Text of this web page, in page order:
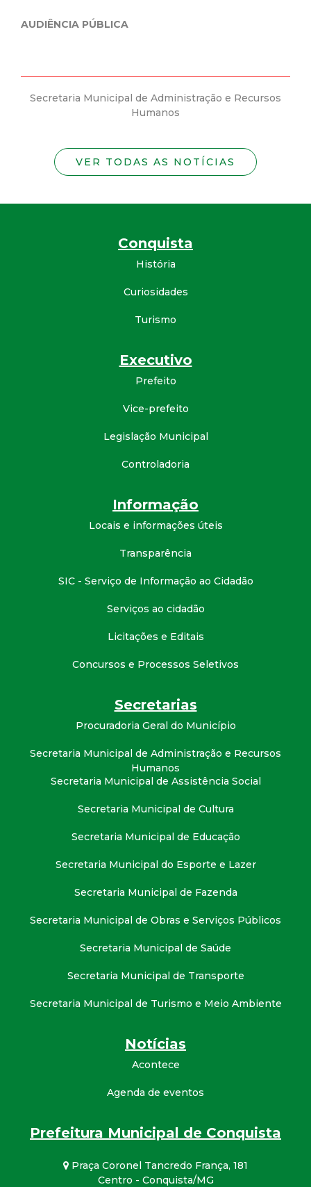
de Administração e Recursos
Secretaria Municipal
VER TODAS AS NOTÍCIAS
Conquista
História
Curiosidades
Turismo
Executivo
Prefeito
Vice-prefeito
Legislação Municipal
Controladoria
Informação
Locais e informações úteis
Transparência
SIC - Serviço de Informação ao Cidadão
Serviços ao cidadão
Licitações e Editais
Concursos e Processos Seletivos
Secretarias
Procuradoria Geral do Município
Secretaria Municipal de Administração e Recursos
Humanos
Secretaria Municipal de Assistência Social
Secretaria Municipal de Cultura
Secretaria Municipal de Educação
Secretaria Municipal do Esporte e Lazer
Secretaria Municipal de Fazenda
Secretaria Municipal de Obras e Serviços Públicos
Secretaria Municipal de Saúde
Secretaria Municipal de Transporte
Secretaria Municipal de Turismo e Meio Ambiente
Notícias
Acontece
Agenda de eventos
Prefeitura Municipal de Conquista
Praça Coronel Tancredo França, 181
Centro - Conquista/MG